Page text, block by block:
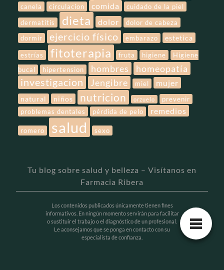
canela
circulacion comida
cuidado de la piel
dermatitis
dieta dolor
dolor de cabeza
dormir
ejercicio físico embarazo estetica
estrías fitoterapia fruta higiene
Higiene
bucal
hipertension hombres homeopatía
investigacion Jengibre miel mujer
natural niños nutricion orzuelo
prevenir
problemas dentales
pérdida de pelo remedios
romero salud sexo
Tu blog sobre salud y belleza – Visítanos en
Farmacia Ribera
Los contenidos publicados únicamente tienen fines
informativos. En ningún momento servirán para facilitar
o sustituir el trabajo o el diagnóstico de un profesional.
Le aconsejamos que se ponga en contacto con su
especialista de confianza.